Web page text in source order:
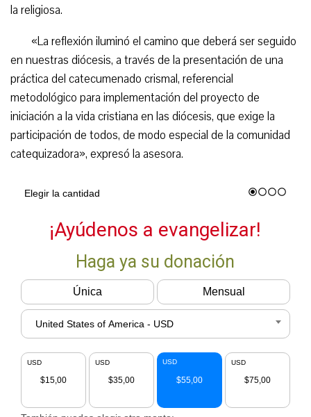
la religiosa.
«La reflexión iluminó el camino que deberá ser seguido
en nuestras diócesis, a través de la presentación de una
práctica del catecumenado crismal, referencial
metodológico para implementación del proyecto de
iniciación a la vida cristiana en las diócesis, que exige la
participación de todos, de modo especial de la comunidad
catequizadora», expresó la asesora.